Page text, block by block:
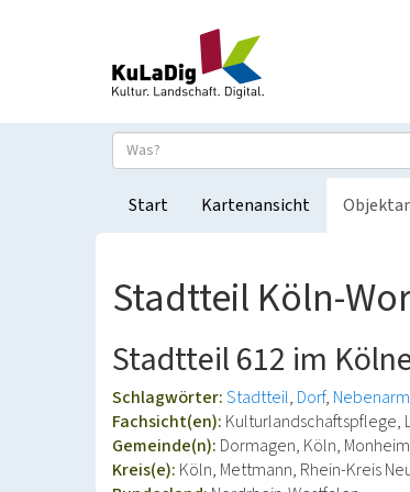
Start Kartenansicht
Stadtteil Köln-
Stadtteil 612 im
Schlagwörter:Stadtteil Dorf Nebenarm
Fachsicht(en): Kulturlandschaftspflege,
Gemeinde(n): Dormagen, Köln,
Kreis(e): Köln, Mettmann, Rhein-Kreis